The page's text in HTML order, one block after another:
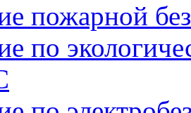
пожарной
по